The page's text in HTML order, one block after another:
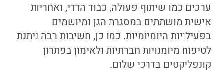
ערכים כמו שיתוף פעולה, כבוד הדדי, ואחריות
אישית מושתתים במסגרת הגן ומיושמים
בפעילויות היומיומיות. כמו כן, חשיבות רבה ניתנת
לטיפוח מיומנויות חברתיות ולאימון בפתרון
קונפליקטים בדרכי שלום.